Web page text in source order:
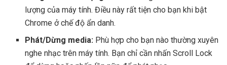
lượng của máy tính. Điều này rất tiện cho bạn khi bật
Chrome ở chế độ ẩn danh.
Phát/Dừng media: Phù hợp cho bạn nào thường xuyên
nghe nhạc trên máy tính. Bạn chỉ cần nhấn Scroll Lock